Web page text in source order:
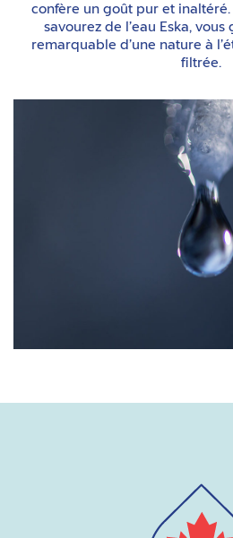
confère un goût pur et inaltéré.
savourez de l’eau Eska,
remarquable d’une nature à
filtrée.